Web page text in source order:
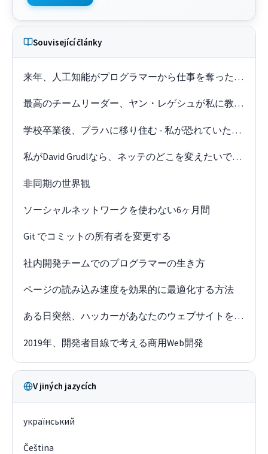
Související články
来年、人工知能がプログラマーから仕事を奪ったらどうするか？
最高のチームリーダー、ヤン・レゲシュが私に教えてくれたこと
学校卒業後、プラハに移り住む - 私が恐れていたこと
私がDavid Grudlなら、ネッテのどこを変えたいですか？
非同期の世界観
ソーシャルネットワークを使わない6ヶ月間
Git でコミットの所有者を変更する
社内開発チームでのプログラマーの生き方
ページの読み込み速度を効果的に最適化する方法
ある日突然、ハッカーがあなたのウェブサイトを攻撃する
2019年、開発者目線で考える商用Web開発
V jiných jazycích
український
Čeština